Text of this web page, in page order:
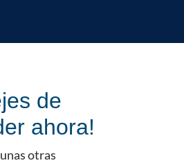
de
ahora!
otras